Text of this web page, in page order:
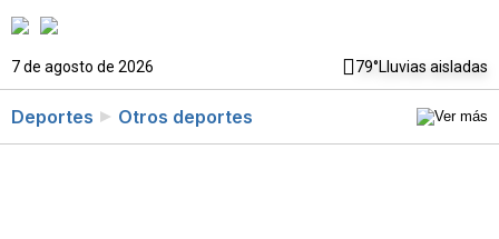
7 de agosto de 2026 79°Lluvias aisladas
Deportes Otros deportes